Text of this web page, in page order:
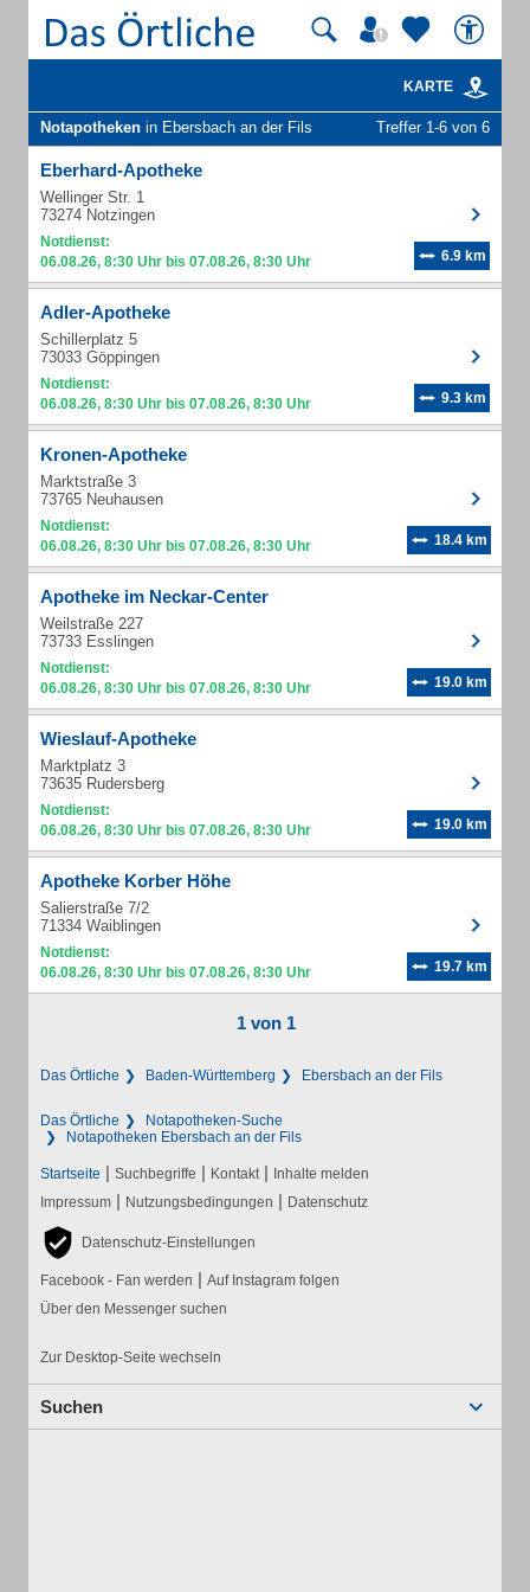
KARTE
Notapotheken in Ebersbach an der Fils Treffer 1-6 von 6
Eberhard-Apotheke
Wellinger Str. 1
73274 Notzingen
Notdienst:
06.08.26, 8:30 Uhr bis 07.08.26, 8:30 Uhr
6.9 km
Adler-Apotheke
Schillerplatz 5
73033 Göppingen
Notdienst:
06.08.26, 8:30 Uhr bis 07.08.26, 8:30 Uhr
9.3 km
Kronen-Apotheke
Marktstraße 3
73765 Neuhausen
Notdienst:
06.08.26, 8:30 Uhr bis 07.08.26, 8:30 Uhr
18.4 km
Apotheke im Neckar-Center
Weilstraße 227
73733 Esslingen
Notdienst:
06.08.26, 8:30 Uhr bis 07.08.26, 8:30 Uhr
19.0 km
Wieslauf-Apotheke
Marktplatz 3
73635 Rudersberg
Notdienst:
06.08.26, 8:30 Uhr bis 07.08.26, 8:30 Uhr
19.0 km
Apotheke Korber Höhe
Salierstraße 7/2
71334 Waiblingen
Notdienst:
06.08.26, 8:30 Uhr bis 07.08.26, 8:30 Uhr
19.7 km
1 von 1
Das Örtliche Baden-Württemberg Ebersbach an der Fils
Das Örtliche
Notapotheken-Suche
Notapotheken Ebersbach an der Fils
Startseite | Suchbegriffe | Kontakt | Inhalte melden
Impressum | Nutzungsbedingungen | Datenschutz
Datenschutz-Einstellungen
Facebook - Fan werden | Auf Instagram folgen
Über den Messenger suchen
Zur Desktop-Seite wechseln
Suchen